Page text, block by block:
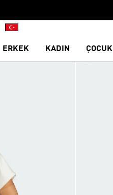
ERKEK KADIN ÇOCUK